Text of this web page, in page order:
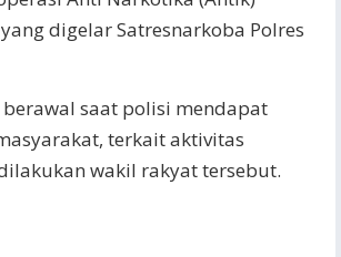
digelar Satresnarkoba Polres
berawal saat polisi mendapat
terkait aktivitas
wakil rakyat tersebut.